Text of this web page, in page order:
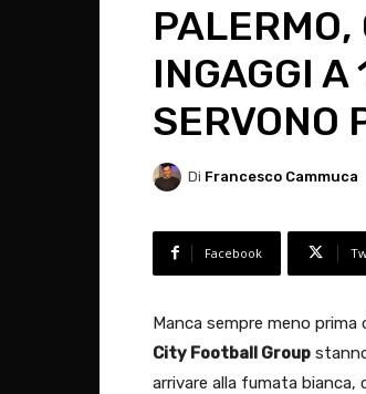
INGAGGI
SERVONO
Di Francesco Cammuca
Facebook
Manca sempre meno
City Football Group
arrivare alla fumata bianca,